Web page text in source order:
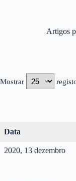
Artigos
Mostrar
Data
2020, 13 dezembro